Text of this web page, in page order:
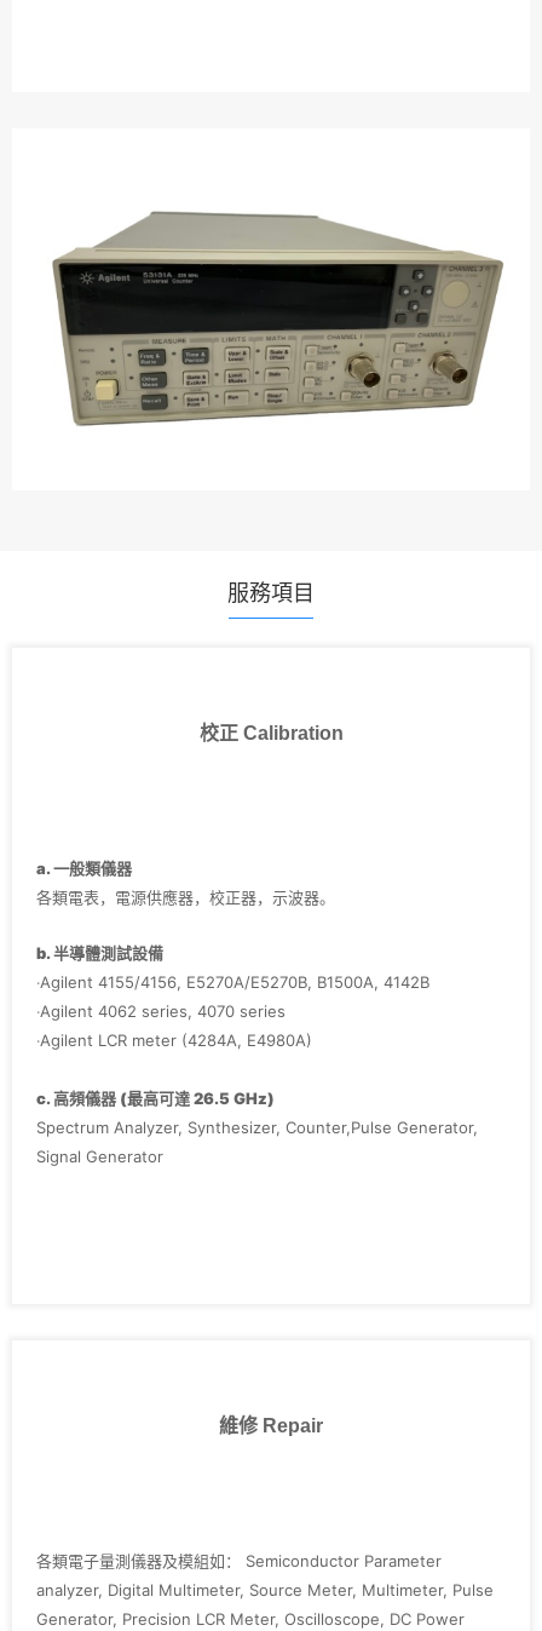
服務項目
校正 Calibration
a. 一般類儀器
各類電表，電源供應器，校正器，示波器。
b. 半導體測試設備
‧Agilent 4155/4156, E5270A/E5270B, B1500A, 4142B
‧Agilent 4062 series, 4070 series
‧Agilent LCR meter (4284A, E4980A)
‧Agilent E4411B
‧Keithley 2400 series, 236, 237, 238, 2636,3700
c. 高頻儀器 (最高可達 26.5 GHz)
Spectrum Analyzer, Synthesizer, Counter,Pulse Generator,
Signal Generator
維修 Repair
各類電子量測儀器及模組如： Semiconductor Parameter
analyzer, Digital Multimeter, Source Meter, Multimeter, Pulse
Generator, Precision LCR Meter, Oscilloscope, DC Power